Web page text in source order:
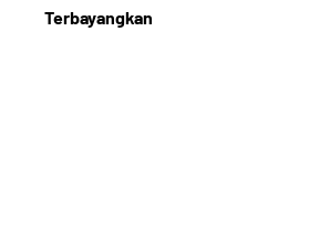
Terbayangkan